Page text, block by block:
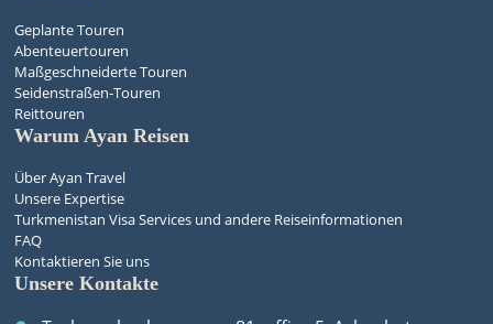
Geplante Touren
Abenteuertouren
Maßgeschneiderte Touren
Seidenstraßen-Touren
Reittouren
Warum Ayan Reisen
Über Ayan Travel
Unsere Expertise
Turkmenistan Visa Services und andere Reiseinformationen
FAQ
Kontaktieren Sie uns
Unsere Kontakte